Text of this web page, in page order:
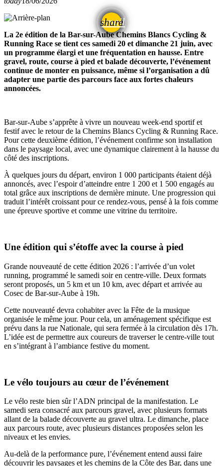
share
email
La 2e édition de la Bar-sur-Aube Chemins Blancs Cycling &
Running Race se tient ces samedi 20 et dimanche 21 juin, avec
un programme élargi et une fréquentation en hausse. Entre
gravel, route, course à pied et balade découverte, l’événement
continue de monter en puissance, même si l’organisation a dû
adapter une partie des parcours face aux fortes chaleurs
annoncées.
Bar-sur-Aube s’apprête à vivre un nouveau week-end sportif et
festif avec le retour de la Chemins Blancs Cycling & Running Race.
Pour cette deuxième édition, l’événement confirme son installation
dans le paysage local, avec une dynamique clairement à la hausse du
côté des inscriptions.
À quelques jours du départ, environ 1 000 participants étaient déjà
annoncés, avec l’espoir d’atteindre entre 1 200 et 1 500 engagés au
total grâce aux inscriptions de dernière minute. Une progression qui
traduit l’intérêt croissant pour ce rendez-vous, pensé à la fois comme
une épreuve sportive et comme une vitrine du territoire.
Une édition qui s’étoffe avec la course à pied
Grande nouveauté de cette édition 2026 : l’arrivée d’un volet
running, programmé le samedi soir en centre-ville. Deux formats
seront proposés, un 5 km et un 10 km, avec départ et arrivée au
Cosec de Bar-sur-Aube à 19h.
Cette nouveauté devra cohabiter avec la Fête de la musique
organisée le même jour. Pour cela, un aménagement spécifique est
prévu dans la rue Nationale, qui sera fermée à la circulation dès 17h.
L’idée est de permettre aux coureurs de traverser le centre-ville tout
en s’intégrant à l’ambiance festive du moment.
Le vélo toujours au cœur de l’événement
Le vélo reste bien sûr l’ADN principal de la manifestation. Le
samedi sera consacré aux parcours gravel, avec plusieurs formats
allant de la balade découverte au gravel ultra. Le dimanche, place
aux parcours route, avec plusieurs distances proposées selon les
niveaux et les envies.
Au-delà de la performance pure, l’événement entend aussi faire
découvrir les paysages et les chemins de la Côte des Bar, dans une